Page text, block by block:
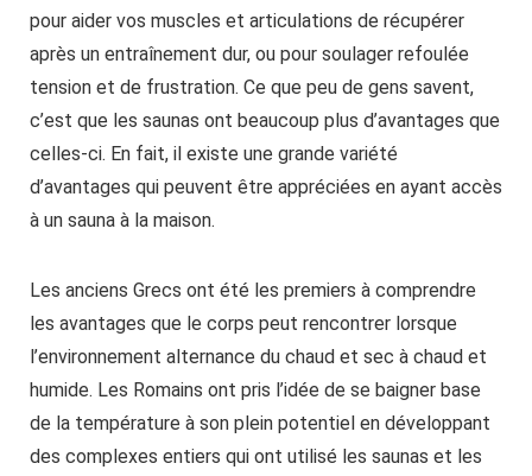
pour aider vos muscles et articulations de récupérer
après un entraînement dur, ou pour soulager refoulée
tension et de frustration. Ce que peu de gens savent,
c’est que les saunas ont beaucoup plus d’avantages que
celles-ci. En fait, il existe une grande variété
d’avantages qui peuvent être appréciées en ayant accès
à un sauna à la maison.
Les anciens Grecs ont été les premiers à comprendre
les avantages que le corps peut rencontrer lorsque
l’environnement alternance du chaud et sec à chaud et
humide. Les Romains ont pris l’idée de se baigner base
de la température à son plein potentiel en développant
des complexes entiers qui ont utilisé les saunas et les